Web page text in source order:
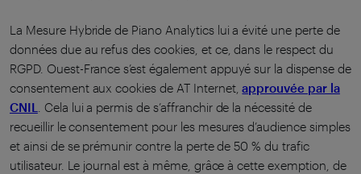
La Mesure Hybride de Piano Analytics lui a évité une perte de
données due au refus des cookies, et ce, dans le respect du
RGPD. Ouest-France s’est également appuyé sur la dispense de
consentement aux cookies de AT Internet,approuvée par la
CNIL
. Cela lui a permis de s’affranchir de la nécessité de
recueillir le consentement pour les mesures d’audience simples
et ainsi de se prémunir contre la perte de 50 % du trafic
utilisateur. Le journal est à même, grâce à cette exemption, de